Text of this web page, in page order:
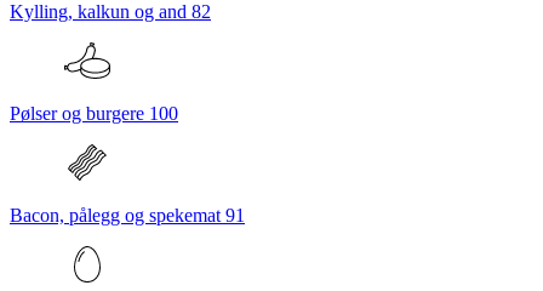
Kylling, kalkun og and 82
Pølser og burgere 100
Bacon, pålegg og spekemat 91